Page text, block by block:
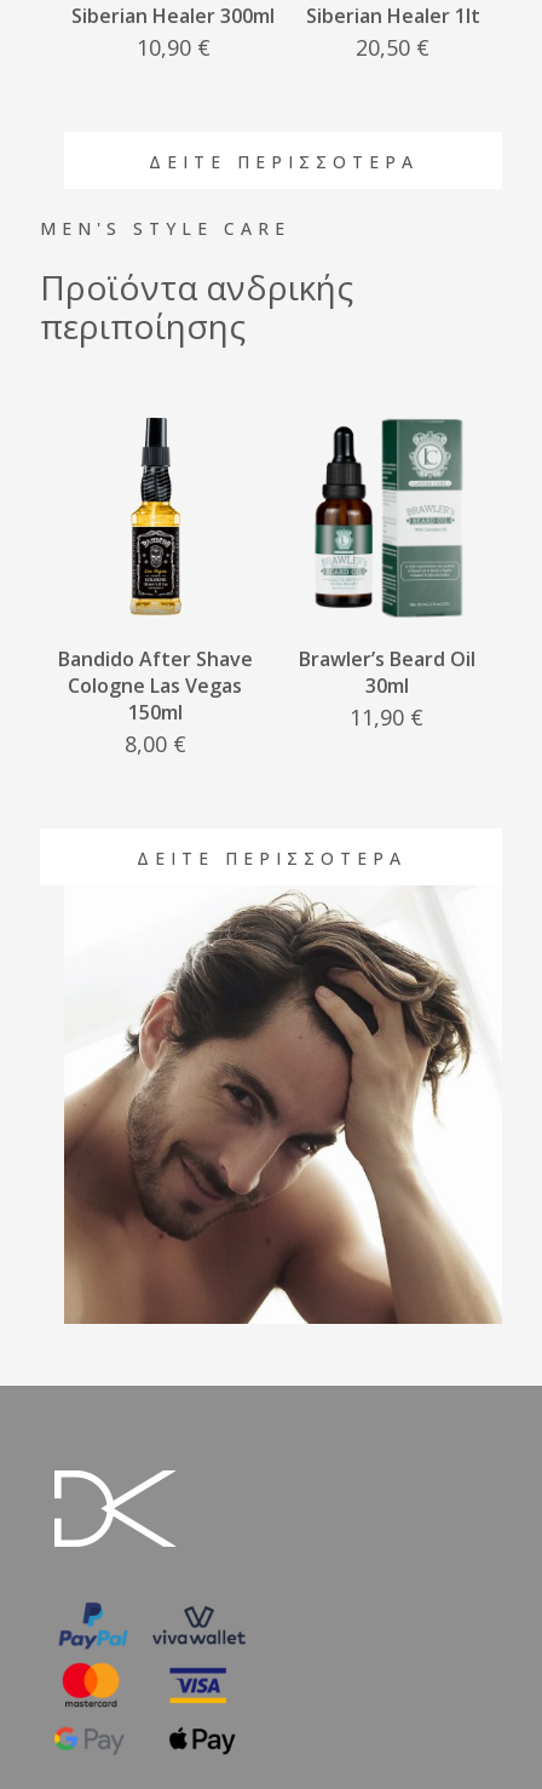
Siberian Healer 300ml
10,90 €
Siberian Healer 1lt
20,50 €
ΔΕΙΤΕ ΠΕΡΙΣΣΟΤΕΡΑ
MEN'S STYLE CARE
Προϊόντα ανδρικής
περιποίησης
Bandido After Shave
Cologne Las Vegas
150ml
8,00 €
Brawler’s Beard Oil
30ml
11,90 €
ΔΕΙΤΕ ΠΕΡΙΣΣΟΤΕΡΑ